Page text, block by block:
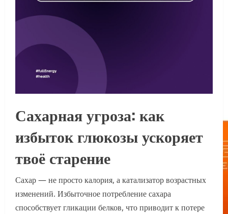
Сахарная угроза: как
избыток глюкозы ускоряет
твоё старение
Сахар — не просто калория, а катализатор возрастных
изменений. Избыточное потребление сахара
способствует гликации белков, что приводит к потере